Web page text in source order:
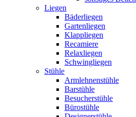
Liegen
Bäderliegen
Gartenliegen
Klappliegen
Recamiere
Relaxliegen
Schwingliegen
Stühle
Armlehnenstühle
Barstühle
Besucherstühle
Bürostühle